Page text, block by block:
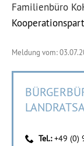
Familienbüro
Meldung vom:
Tel.:+49 (0)